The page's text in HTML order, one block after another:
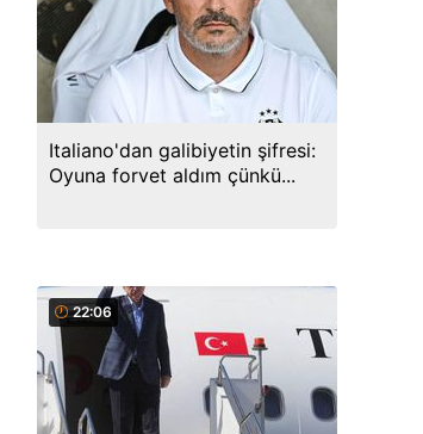
Italiano'dan galibiyetin şifresi:
Oyuna forvet aldım çünkü...
22:06